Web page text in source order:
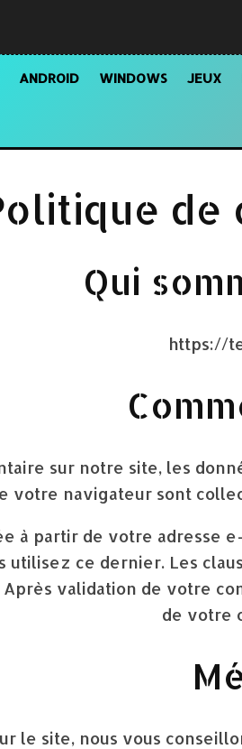
ANDROID WINDOWS JEUX
Qui
https://
sur notre site, les
votre navigateur sont
à partir de votre adresse
utilisez ce dernier. Les
validation de votre
de votre
le site, nous vous